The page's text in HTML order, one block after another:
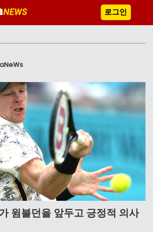
로그인
윔블던을 앞두고 긍정적 의사